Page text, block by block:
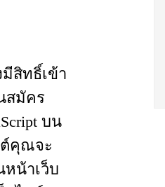
สิทธิ์เข้า
สมัคร
บน
คุณจะ
น้าเว็บ